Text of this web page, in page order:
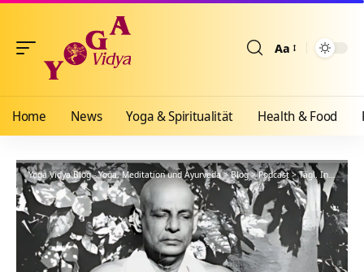
Aa
Home News Yoga & Spiritualität Health & Food
Yoga Vidya Blog - Yoga, Meditation und Ayurveda>Blog>Podcast>Tägl. Inspiration